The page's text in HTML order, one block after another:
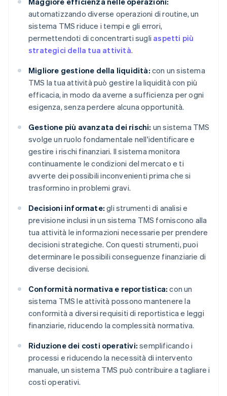
automatizzando diverse operazioni di routine, un
sistema TMS riduce i tempi e gli errori,
permettendoti di concentrarti sugli aspetti più
strategici della tua attività.
Migliore gestione della liquidità: con un sistema
TMS la tua attività può gestire la liquidità con più
efficacia, in modo da averne a sufficienza per ogni
esigenza, senza perdere alcuna opportunità.
Gestione più avanzata dei rischi: un sistema TMS
svolge un ruolo fondamentale nell'identificare e
gestire i rischi finanziari. Il sistema monitora
continuamente le condizioni del mercato e ti
avverte dei possibili inconvenienti prima che si
trasformino in problemi gravi.
Decisioni informate: gli strumenti di analisi e
previsione inclusi in un sistema TMS forniscono alla
tua attività le informazioni necessarie per prendere
decisioni strategiche. Con questi strumenti, puoi
determinare le possibili conseguenze finanziarie di
diverse decisioni.
Conformità normativa e reportistica: con un
sistema TMS le attività possono mantenere la
conformità a diversi requisiti di reportistica e leggi
finanziarie, riducendo la complessità normativa.
Riduzione dei costi operativi: semplificando i
processi e riducendo la necessità di intervento
manuale, un sistema TMS può contribuire a tagliare i
costi operativi.